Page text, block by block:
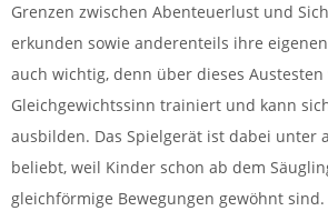
Grenzen zwischen Abenteuerlust und
erkunden sowie anderenteils ihre
auch wichtig, denn über dieses
Gleichgewichtssinn trainiert und kann
ausbilden. Das Spielgerät ist dabei unter
beliebt, weil Kinder schon ab dem
gleichförmige Bewegungen gewöhnt sind.